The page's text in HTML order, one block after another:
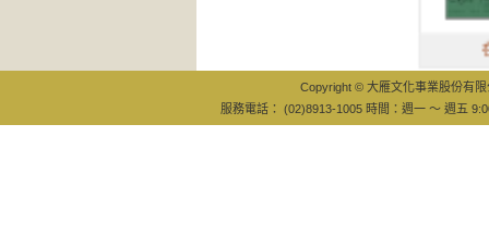
Copyright © 大雁文化事業股份有
服務電話： (02)8913-1005 時間：週一 ～ 週五